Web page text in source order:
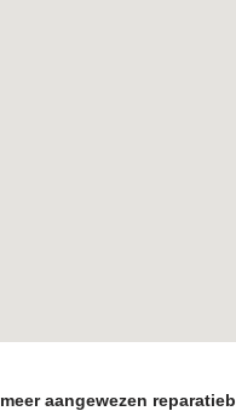
meer aangewezen